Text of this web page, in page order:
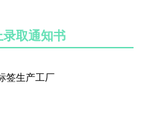
录取通知书